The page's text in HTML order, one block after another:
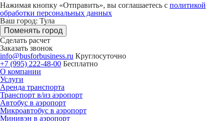
Нажимая кнопку «Отправить», вы соглашаетесь с политикой
обработки персональных данных
Ваш город: Тула
Поменять город
Сделать расчет
Заказать звонок
info@busforbusiness.ru Круглосуточно
+7 (995) 222-48-00 Бесплатно
О компании
Услуги
Аренда транспорта
Транспорт в/из аэропорт
Автобус в аэропорт
Микроавтобус в аэропорт
Минивэн в аэропорт